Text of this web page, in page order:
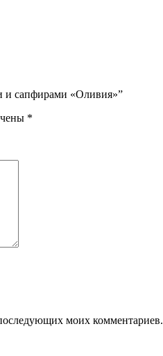
и сапфирами «Оливия»”
*
моих комментариев.